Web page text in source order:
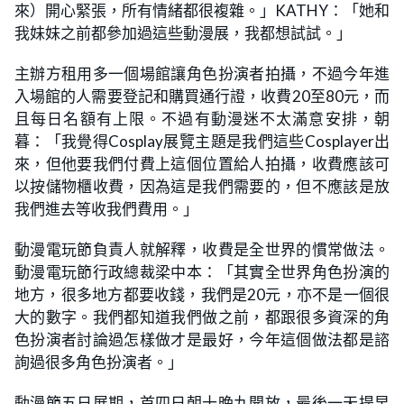
來）開心緊張，所有情緒都很複雜。」KATHY：「她和
我妹妹之前都參加過這些動漫展，我都想試試。」
主辦方租用多一個場館讓角色扮演者拍攝，不過今年進
入場館的人需要登記和購買通行證，收費20至80元，而
且每日名額有上限。不過有動漫迷不太滿意安排，朝
暮：「我覺得Cosplay展覽主題是我們這些Cosplayer出
來，但他要我們付費上這個位置給人拍攝，收費應該可
以按儲物櫃收費，因為這是我們需要的，但不應該是放
我們進去等收我們費用。」
動漫電玩節負責人就解釋，收費是全世界的慣常做法。
動漫電玩節行政總裁梁中本：「其實全世界角色扮演的
地方，很多地方都要收錢，我們是20元，亦不是一個很
大的數字。我們都知道我們做之前，都跟很多資深的角
色扮演者討論過怎樣做才是最好，今年這個做法都是諮
詢過很多角色扮演者。」